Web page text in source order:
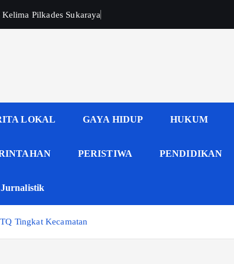
Pilkades Sukaraya
LOKAL GAYA HIDUP HUKUM
PERISTIWA PENDIDIKAN
Tingkat Kecamatan